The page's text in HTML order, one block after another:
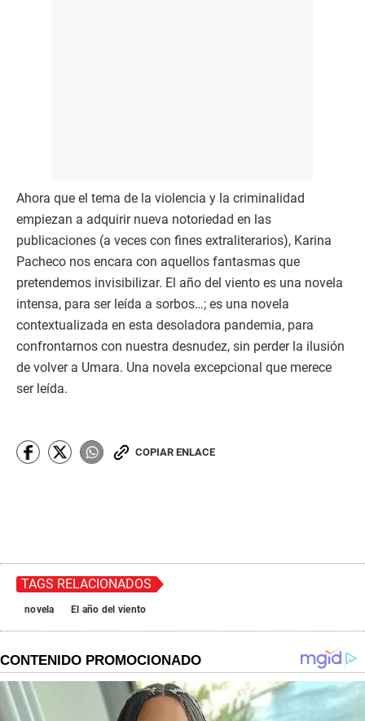
Ahora que el tema de la violencia y la criminalidad
empiezan a adquirir nueva notoriedad en las
publicaciones (a veces con fines extraliterarios), Karina
Pacheco nos encara con aquellos fantasmas que
pretendemos invisibilizar. El año del viento es una novela
intensa, para ser leída a sorbos…; es una novela
contextualizada en esta desoladora pandemia, para
confrontarnos con nuestra desnudez, sin perder la ilusión
de volver a Umara. Una novela excepcional que merece
ser leída.
COPIAR ENLACE
TAGS RELACIONADOS
novela El año del viento